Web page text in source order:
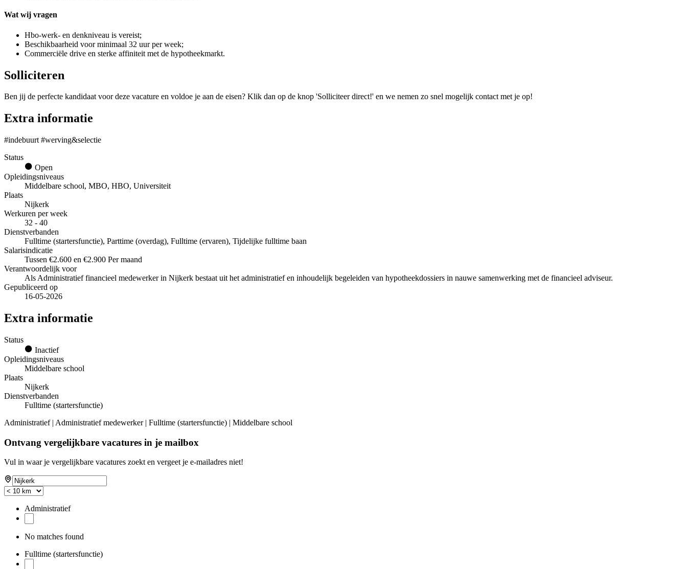
Wat wij vragen
Hbo-werk- en denkniveau is vereist;
Beschikbaarheid voor minimaal 32 uur per week;
Commerciële drive en sterke affiniteit met de hypotheekmarkt.
Solliciteren
Ben jij de perfecte kandidaat voor deze vacature en voldoe je aan de eisen? Klik dan op de knop 'Solliciteer direct!' en we nemen zo snel mogelijk contact met je op!
Extra informatie
#indebuurt #werving&selectie
Status
Open
Opleidingsniveaus
Middelbare school, MBO, HBO, Universiteit
Plaats
Nijkerk
Werkuren per week
32 - 40
Dienstverbanden
Fulltime (startersfunctie), Parttime (overdag), Fulltime (ervaren), Tijdelijke fulltime baan
Salarisindicatie
Tussen €2.600 en €2.900 Per maand
Verantwoordelijk voor
Als Administratief financieel medewerker in Nijkerk bestaat uit het administratief en inhoudelijk begeleiden van hypotheekdossiers in nauwe samenwerking met de financieel adviseur.
Gepubliceerd op
16-05-2026
Extra informatie
Status
Inactief
Opleidingsniveaus
Middelbare school
Plaats
Nijkerk
Dienstverbanden
Fulltime (startersfunctie)
Administratief | Administratief medewerker | Fulltime (startersfunctie) | Middelbare school
Ontvang vergelijkbare vacatures in je mailbox
Vul in waar je vergelijkbare vacatures zoekt en vergeet je e-mailadres niet!
Administratief
No matches found
Fulltime (startersfunctie)